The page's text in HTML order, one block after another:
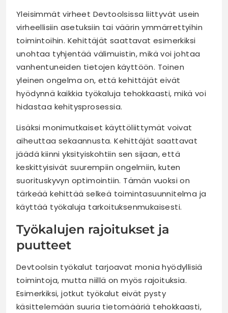
Yleisimmät virheet Devtoolsissa liittyvät usein
virheellisiin asetuksiin tai väärin ymmärrettyihin
toimintoihin. Kehittäjät saattavat esimerkiksi
unohtaa tyhjentää välimuistin, mikä voi johtaa
vanhentuneiden tietojen käyttöön. Toinen
yleinen ongelma on, että kehittäjät eivät
hyödynnä kaikkia työkaluja tehokkaasti, mikä voi
hidastaa kehitysprosessia.
Lisäksi monimutkaiset käyttöliittymät voivat
aiheuttaa sekaannusta. Kehittäjät saattavat
jäädä kiinni yksityiskohtiin sen sijaan, että
keskittyisivät suurempiin ongelmiin, kuten
suorituskyvyn optimointiin. Tämän vuoksi on
tärkeää kehittää selkeä toimintasuunnitelma ja
käyttää työkaluja tarkoituksenmukaisesti.
Työkalujen rajoitukset ja
puutteet
Devtoolsin työkalut tarjoavat monia hyödyllisiä
toimintoja, mutta niillä on myös rajoituksia.
Esimerkiksi, jotkut työkalut eivät pysty
käsittelemään suuria tietomääriä tehokkaasti,